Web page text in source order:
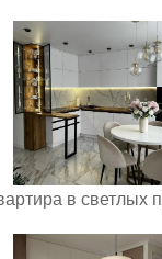
в светлых